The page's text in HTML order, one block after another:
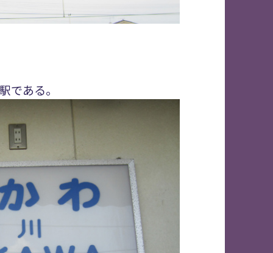
である。